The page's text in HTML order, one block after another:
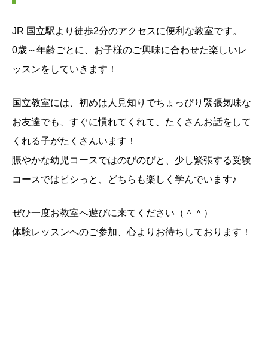
JR 国立駅より徒歩2分のアクセスに便利な教室です。
0歳～年齢ごとに、お子様のご興味に合わせた楽しいレ
ッスンをしていきます！
国立教室には、初めは人見知りでちょっぴり緊張気味な
お友達でも、すぐに慣れてくれて、たくさんお話をして
くれる子がたくさんいます！
賑やかな幼児コースではのびのびと、少し緊張する受験
コースではピシっと、どちらも楽しく学んでいます♪
ぜひ一度お教室へ遊びに来てください（＾＾）
体験レッスンへのご参加、心よりお待ちしております！